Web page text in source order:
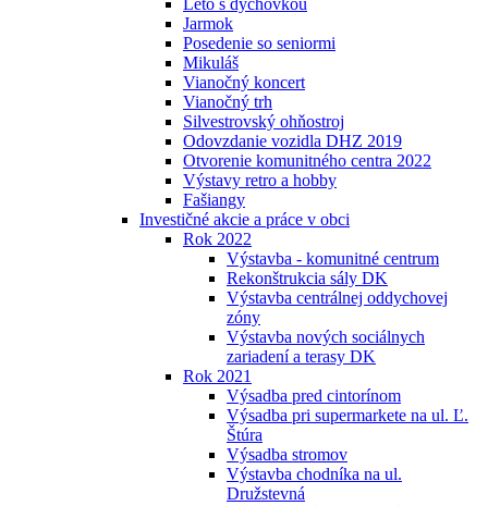
Leto s dychovkou
Jarmok
Posedenie so seniormi
Mikuláš
Vianočný koncert
Vianočný trh
Silvestrovský ohňostroj
Odovzdanie vozidla DHZ 2019
Otvorenie komunitného centra 2022
Výstavy retro a hobby
Fašiangy
Investičné akcie a práce v obci
Rok 2022
Výstavba - komunitné centrum
Rekonštrukcia sály DK
Výstavba centrálnej oddychovej
zóny
Výstavba nových sociálnych
zariadení a terasy DK
Rok 2021
Výsadba pred cintorínom
Výsadba pri supermarkete na ul. Ľ.
Štúra
Výsadba stromov
Výstavba chodníka na ul.
Družstevná